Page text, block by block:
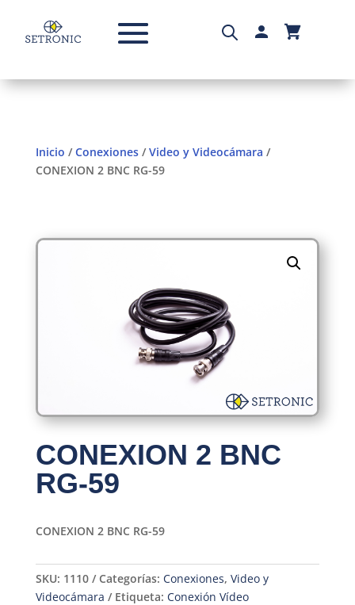
Inicio /Conexiones/Video y Videocámara /
CONEXION 2 BNC RG-59
CONEXION 2 BNC
RG-59
CONEXION 2 BNC RG-59
SKU: 1110 Categorías: Conexiones, Video y
Videocámara
Etiqueta: Conexión Vídeo